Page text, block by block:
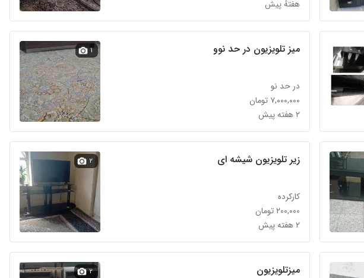
هفتهٔ پیش
میز تلویزیون در حد نوو
در حد نو
۷,۰۰۰,۰۰۰ تومان
۲ هفته پیش
۱
زیر تلویزیون شیشه ای
کارکرده
۲۰۰,۰۰۰ تومان
۲ هفته پیش
۲
میزتلویزیون ۲